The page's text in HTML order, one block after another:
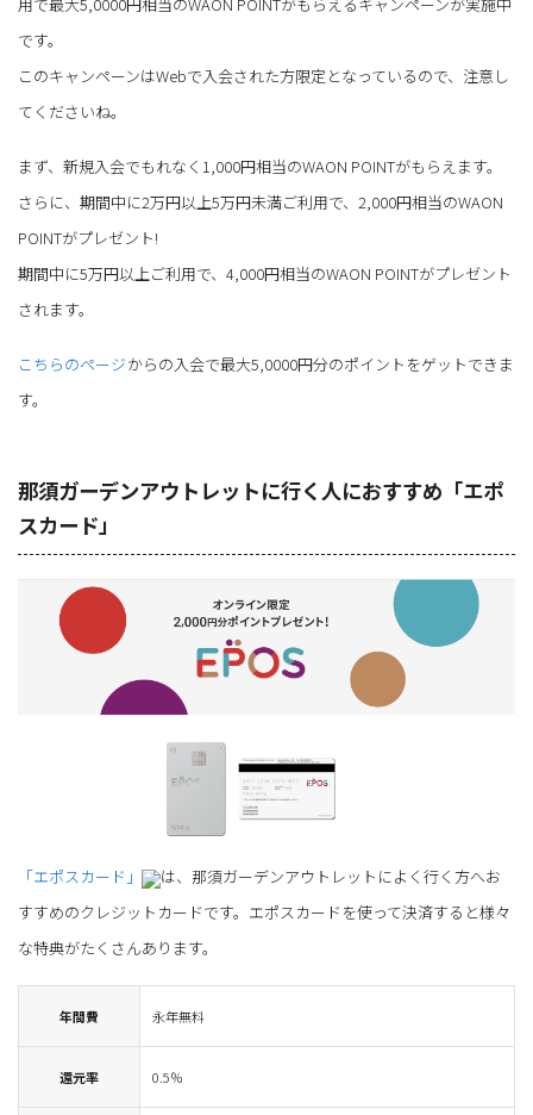
用で最大5,0000円相当のWAON POINTがもらえるキャンペーンが実施中
です。
このキャンペーンはWebで入会された方限定となっているので、注意し
てくださいね。
まず、新規入会でもれなく1,000円相当のWAON POINTがもらえます。
さらに、期間中に2万円以上5万円未満ご利用で、2,000円相当のWAON
POINTがプレゼント!
期間中に5万円以上ご利用で、4,000円相当のWAON POINTがプレゼント
されます。
こちらのページからの入会で最大5,0000円分のポイントをゲットできま
す。
那須ガーデンアウトレットに行く人におすすめ「エポ
スカード」
「エポスカード」
は、那須ガーデンアウトレットによく行く方へお
すすめのクレジットカードです。エポスカードを使って決済すると様々
な特典がたくさんあります。
年間費 永年無料
還元率 0.5％